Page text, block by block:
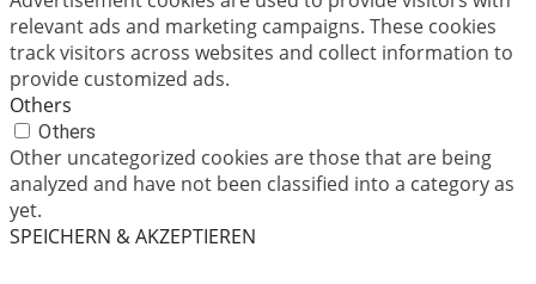
relevant ads and marketing campaigns. These cookies
track visitors across websites and collect information to
provide customized ads.
Others
Others
Other uncategorized cookies are those that are being
analyzed and have not been classified into a category as
yet.
SPEICHERN & AKZEPTIEREN